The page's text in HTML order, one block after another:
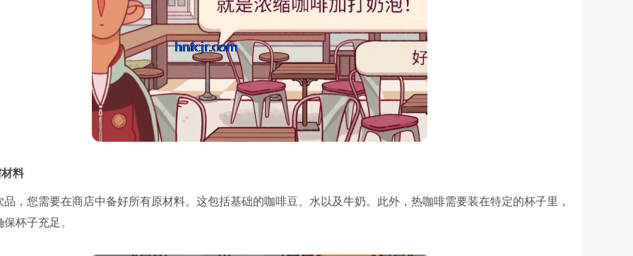
料
品，您需要在商店中备好所有原材料。这包括基础的咖啡豆、水以及牛奶。此外，热咖啡需要装在特定的杯子里，
杯子充足。